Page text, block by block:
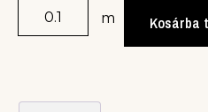
m Kosárba